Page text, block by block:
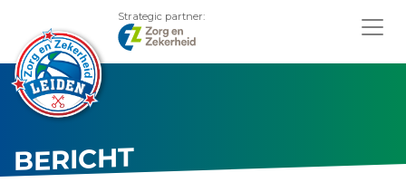
Strategic partner:
BERICHT